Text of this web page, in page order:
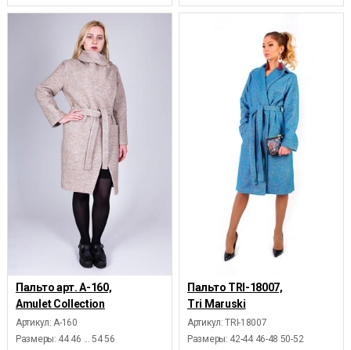
Пальто арт. А-160,
Amulet Collection
Артикул: А-160
Размеры: 44 46 ... 54 56
Пальто TRI-18007,
Tri Maruski
Артикул: TRI-18007
Размеры: 42-44 46-48 50-52